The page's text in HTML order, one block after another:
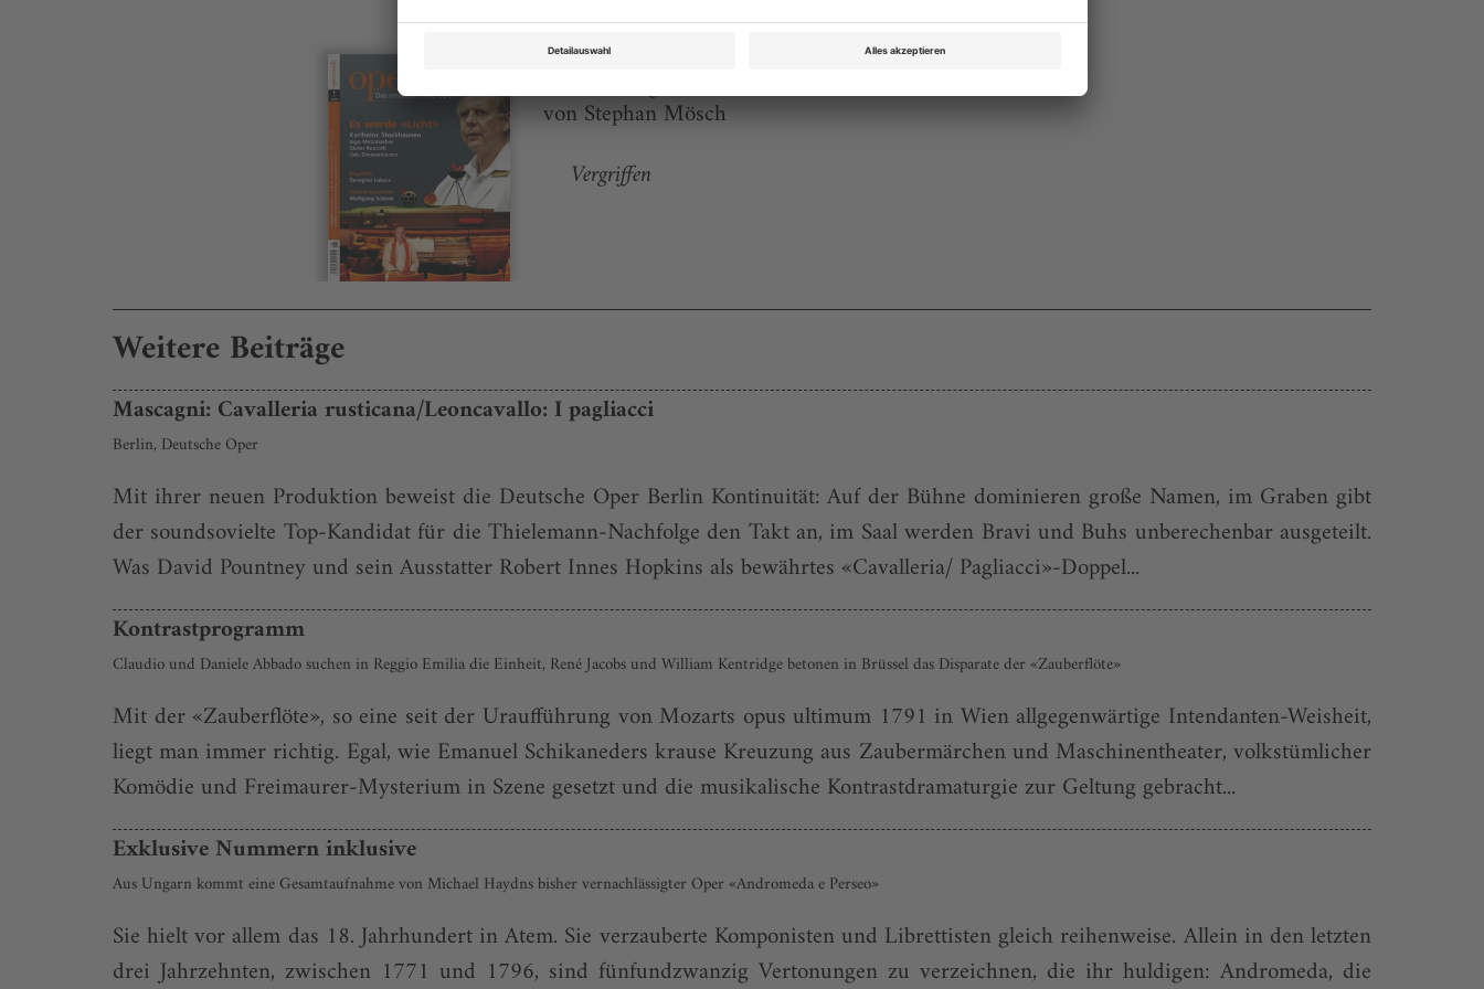
Opernwelt Juni 2005
Rubrik: magazin, Seite 18
von Stephan Mösch
Vergriffen
Weitere Beiträge
Mascagni: Cavalleria rusticana/Leoncavallo: I pagliacci
Berlin, Deutsche Oper
Mit ihrer neuen Produktion beweist die Deutsche Oper Berlin Kontinuität: Auf der Bühne dominieren große Namen, im Graben gibt
der soundsovielte Top-Kandidat für die Thielemann-Nachfolge den Takt an, im Saal werden Bravi und Buhs unberechenbar ausgeteilt.
Was David Pountney und sein Ausstatter Robert Innes Hopkins als bewährtes «Cavalleria/ Pagliacci»-Doppel...
Kontrastprogramm
Claudio und Daniele Abbado suchen in Reggio Emilia die Einheit, René Jacobs und William Kentridge betonen in Brüssel das Disparate der «Zauberflöte»
Mit der «Zauberflöte», so eine seit der Uraufführung von Mozarts opus ultimum 1791 in Wien allgegenwärtige Intendanten-Weisheit,
liegt man immer richtig. Egal, wie Emanuel Schikaneders krause Kreuzung aus Zaubermärchen und Maschinentheater, volkstümlicher
Komödie und Freimaurer-Mysterium in Szene gesetzt und die musikalische Kontrastdramaturgie zur Geltung gebracht...
Exklusive Nummern inklusive
Aus Ungarn kommt eine Gesamt­aufnahme von Michael Haydns ­bisher vernachlässigter Oper ­«Andromeda e Perseo»
Sie hielt vor allem das 18. Jahrhundert in Atem. Sie verzauberte Komponisten und Lib­rettisten gleich reihenweise. Allein in den letzten
drei Jahrzehnten, zwischen 1771 und 1796, sind fünfundzwanzig Vertonungen zu verzeichnen, die ihr huldigen: Andromeda, die